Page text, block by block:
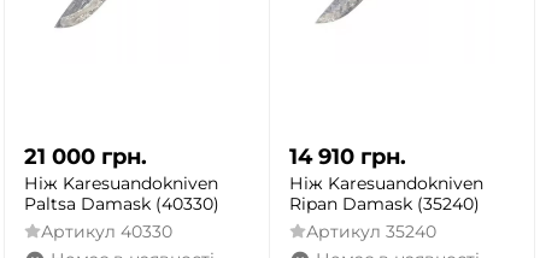
21 000 грн.
Ніж Karesuandokniven
Paltsa Damask (40330)
Артикул 40330
14 910 грн.
Ніж Karesuandokniven
Ripan Damask (35240)
Артикул 35240